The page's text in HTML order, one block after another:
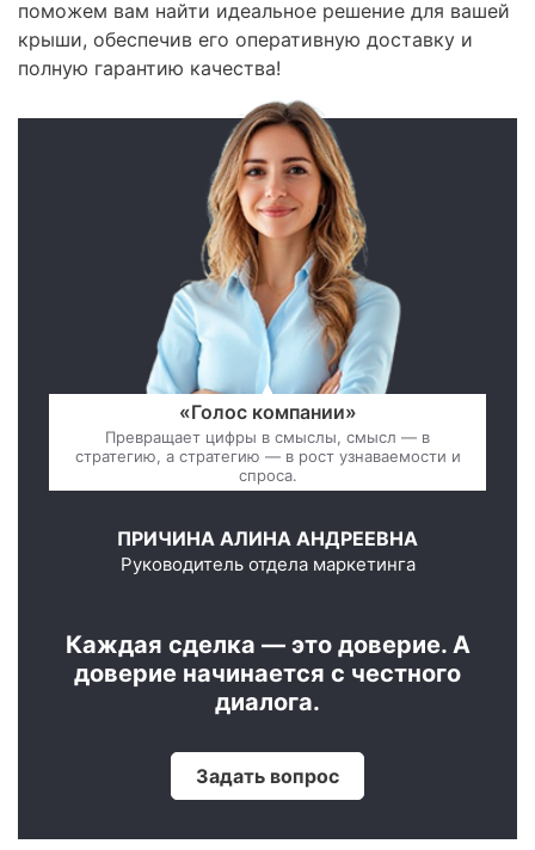
поможем вам найти идеальное решение для вашей
крыши, обеспечив его оперативную доставку и
полную гарантию качества!
«Голос компании»
Превращает цифры в смыслы, смысл — в
стратегию, а стратегию — в рост узнаваемости и
спроса.
ПРИЧИНА АЛИНА АНДРЕЕВНА
Руководитель отдела маркетинга
Каждая сделка — это доверие. А
доверие начинается с честного
диалога.
Задать вопрос